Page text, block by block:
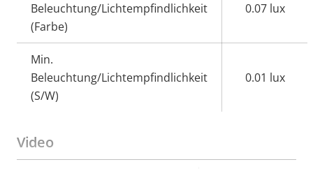
Beleuchtung/Lichtempfindlichkeit
(Farbe)
0.07 lux
Min.
Beleuchtung/Lichtempfindlichkeit
(S/W)
0.01 lux
Video